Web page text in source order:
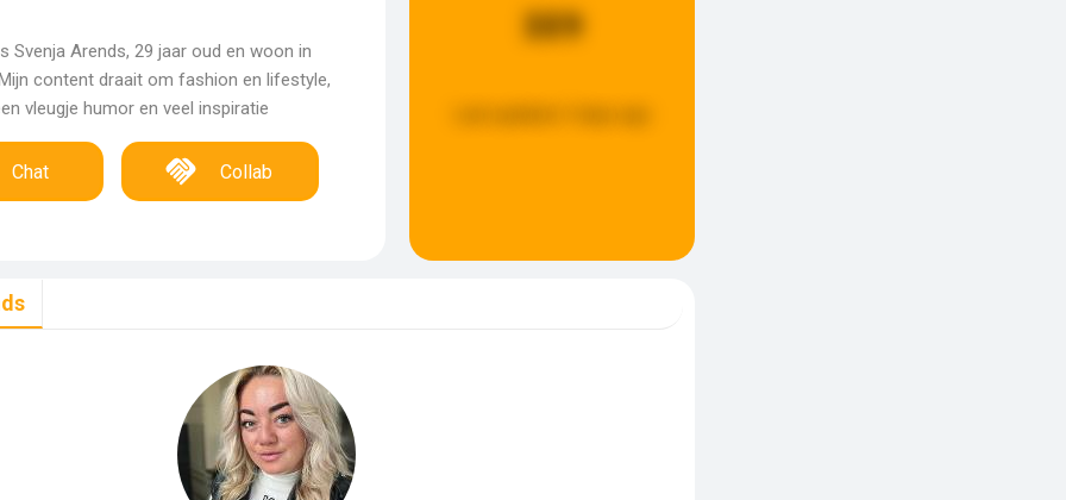
Svenja Arends, 29 jaar oud en woon in
content draait om fashion en lifestyle,
vleugje humor en veel inspiratie
Chat Collab
309